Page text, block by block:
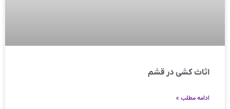
اثاث کشی در قشم
ادامه مطلب »